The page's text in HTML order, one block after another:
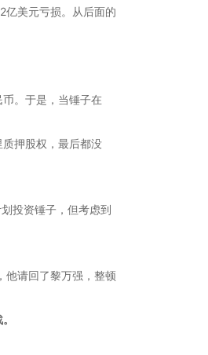
亿美元亏损。从后面的
。于是，当锤子在
押股权，最后都没
投资锤子，但考虑到
他请回了黎万强，整顿